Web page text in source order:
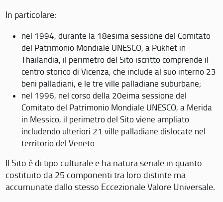
In particolare:
nel 1994, durante la 18esima sessione del Comitato
del Patrimonio Mondiale UNESCO, a Pukhet in
Thailandia, il perimetro del Sito iscritto comprende il
centro storico di Vicenza, che include al suo interno 23
beni palladiani, e le tre ville palladiane suburbane;
nel 1996, nel corso della 20eima sessione del
Comitato del Patrimonio Mondiale UNESCO, a Merida
in Messico, il perimetro del Sito viene ampliato
includendo ulteriori 21 ville palladiane dislocate nel
territorio del Veneto.
Il Sito è di tipo culturale e ha natura seriale in quanto
costituito da 25 componenti tra loro distinte ma
accumunate dallo stesso Eccezionale Valore Universale.